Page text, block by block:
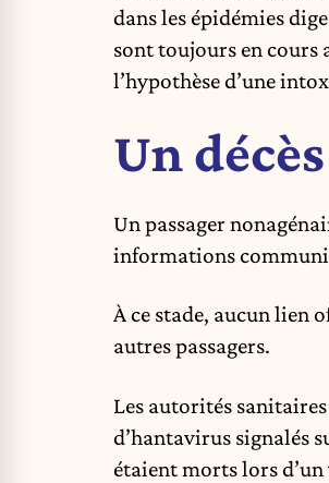
dans les épidémies
sont toujours en cours
l’hypothèse d’une
Un
Un passager
informations
À ce stade, aucun lien
autres passagers.
Les autorités
d’hantavirus signalés
étaient morts lors d’un